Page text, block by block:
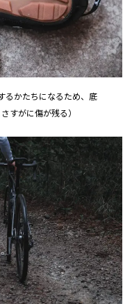
るかたちになるため、底
すがに傷が残る）